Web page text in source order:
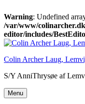
Warning: Undefined
/var/www/
editor/includes/
Videre
indhold
Colin Archer Laug,
S/Y AnniThrysøe af
Menu